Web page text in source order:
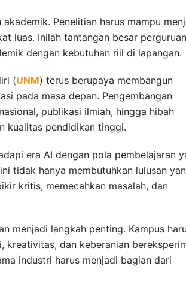
Penelitian harus mampu
luas. Inilah tantangan besar perguruan
dengan kebutuhan riil di lapangan.
(UNM) terus berupaya membangun
pada masa depan. Pengembangan
publikasi ilmiah, hingga hibah
kualitas pendidikan tinggi.
era AI dengan pola pembelajaran
tidak hanya membutuhkan lulusan
kritis, memecahkan masalah, dan
menjadi langkah penting. Kampus
dan keberanian
industri harus menjadi bagian dari